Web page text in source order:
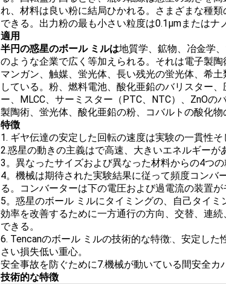
れ、材料は良い粉に結局ひかれる。さまざまな種
できる。出力粉の最も小さい粒度は0.1μmまたはナ
適用
半円の惑星のボール ミルは地質学、鉱物、冶金学
のような企業で広く等加えられる。それは電子製
マンガン、触媒、蛍光体、長い残光の蛍光体、希
している。粉、燃料電池、酸化亜鉛のバリスター
ー、MLCC、サーミスター（PTC、NTC）、ZnO
製陶術、蛍光体、酸化亜鉛の粉、コバルトの酸化
特徴
1. ギヤ伝達の安定した回転の速度は実験の一貫性そ
2.惑星の動きの主義はで高速、大きいエネルギーが
3。異なったサイズおよび異なった材料からの4つ
4。機械は期待された実験結果に従って頻度コン
る。コンバーターは下の電圧および過電流の装置
5。惑星のボール ミルにタイミングの、自己タイ
効率を改善するために一方通行の方向、交替、連
できる。
6. Tencanのボール ミルの技術的な特徴:、安定し
さい損失低い重心。
安全事故を防ぐために7.機械が動いている間安全カ
技術的な特徴